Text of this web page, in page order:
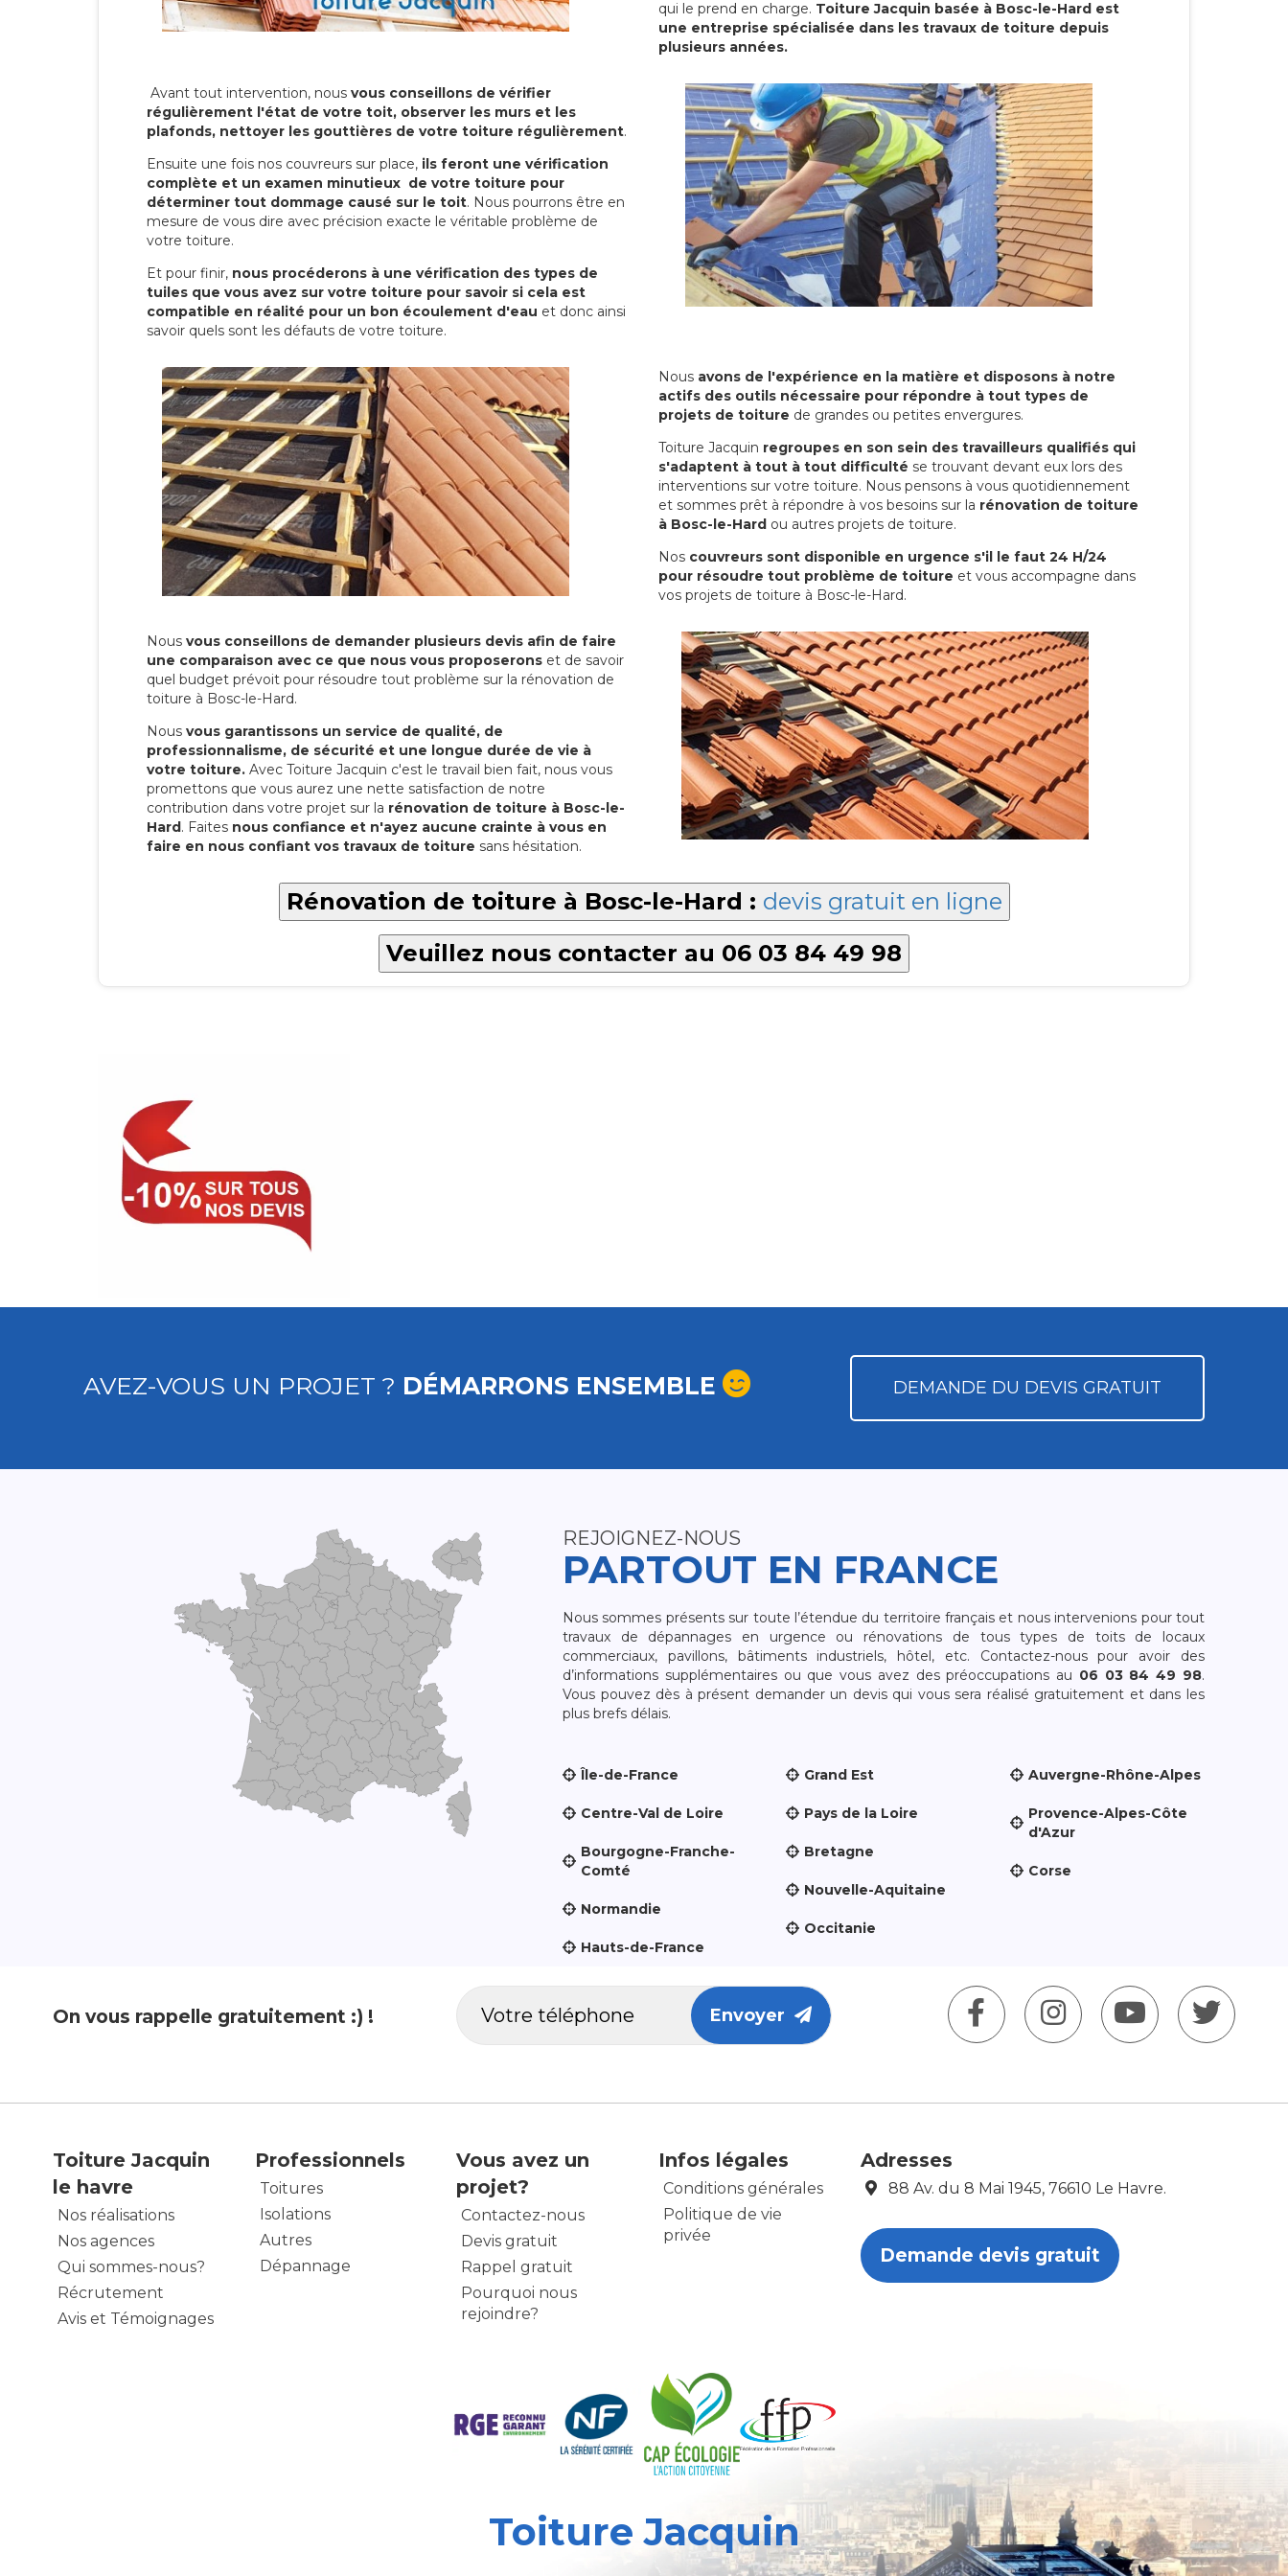
qui le prend en charge. Toiture Jacquin basée à Bosc-le-Hard est
une entreprise spécialisée dans les travaux de toiture depuis
plusieurs années.
Avant tout intervention, nous vous conseillons de vérifier
régulièrement l'état de votre toit, observer les murs et les
plafonds, nettoyer les gouttières de votre toiture régulièrement.
Ensuite une fois nos couvreurs sur place, ils feront une vérification
complète et un examen minutieux de votre toiture pour
déterminer tout dommage causé sur le toit. Nous pourrons être en
mesure de vous dire avec précision exacte le véritable problème de
votre toiture.
Et pour finir, nous procéderons à une vérification des types de
tuiles que vous avez sur votre toiture pour savoir si cela est
compatible en réalité pour un bon écoulement d'eau et donc ainsi
savoir quels sont les défauts de votre toiture.
Nous avons de l'expérience en la matière et disposons à notre
actifs des outils nécessaire pour répondre à tout types de
projets de toiture de grandes ou petites envergures.
Toiture Jacquin regroupes en son sein des travailleurs qualifiés qui
s'adaptent à tout à tout difficulté se trouvant devant eux lors des
interventions sur votre toiture. Nous pensons à vous quotidiennement
et sommes prêt à répondre à vos besoins sur la rénovation de toiture
à Bosc-le-Hard ou autres projets de toiture.
Nos couvreurs sont disponible en urgence s'il le faut 24 H/24
pour résoudre tout problème de toiture et vous accompagne dans
vos projets de toiture à Bosc-le-Hard.
Nous vous conseillons de demander plusieurs devis afin de faire
une comparaison avec ce que nous vous proposerons et de savoir
quel budget prévoit pour résoudre tout problème sur la rénovation de
toiture à Bosc-le-Hard.
Nous vous garantissons un service de qualité, de
professionnalisme, de sécurité et une longue durée de vie à
votre toiture. Avec Toiture Jacquin c'est le travail bien fait, nous vous
promettons que vous aurez une nette satisfaction de notre
contribution dans votre projet sur la rénovation de toiture à Bosc-le-
Hard. Faites nous confiance et n'ayez aucune crainte à vous en
faire en nous confiant vos travaux de toiture sans hésitation.
Rénovation de toiture à Bosc-le-Hard : devis gratuit en ligne
Veuillez nous contacter au 06 03 84 49 98
AVEZ-VOUS UN PROJET ? DÉMARRONS ENSEMBLE DEMANDE DU DEVIS GRATUIT
REJOIGNEZ-NOUS
PARTOUT EN FRANCE
Nous sommes présents sur toute l’étendue du territoire français et nous intervenions pour tout
travaux de dépannages en urgence ou rénovations de tous types de toits de locaux
commerciaux, pavillons, bâtiments industriels, hôtel, etc. Contactez-nous pour avoir des
d’informations supplémentaires ou que vous avez des préoccupations au 06 03 84 49 98.
Vous pouvez dès à présent demander un devis qui vous sera réalisé gratuitement et dans les
plus brefs délais.
Île-de-France
Centre-Val de Loire
Bourgogne-Franche-
Comté
Normandie
Hauts-de-France
Grand Est
Pays de la Loire
Bretagne
Nouvelle-Aquitaine
Occitanie
Auvergne-Rhône-Alpes
Provence-Alpes-Côte
d'Azur
Corse
On vous rappelle gratuitement :) ! Envoyer
Toiture Jacquin
le havre
Nos réalisations
Nos agences
Qui sommes-nous?
Récrutement
Avis et Témoignages
Professionnels
Toitures
Isolations
Autres
Dépannage
Vous avez un
projet?
Contactez-nous
Devis gratuit
Rappel gratuit
Pourquoi nous
rejoindre?
Infos légales
Conditions générales
Politique de vie
privée
Adresses
88 Av. du 8 Mai 1945, 76610 Le Havre.
Demande devis gratuit
Toiture Jacquin